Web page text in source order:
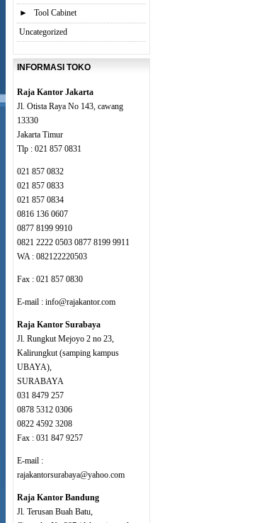
►
Tool Cabinet
Uncategorized
INFORMASI TOKO
Raja Kantor Jakarta
Jl. Otista Raya No 143, cawang
13330
Jakarta Timur
Tlp : 021 857 0831
021 857 0832
021 857 0833
021 857 0834
0816 136 0607
0877 8199 9910
0821 2222 0503 0877 8199 9911
WA : 082122220503
Fax : 021 857 0830
E-mail : info@rajakantor.com
Raja Kantor Surabaya
Jl. Rungkut Mejoyo 2 no 23,
Kalirungkut (samping kampus
UBAYA),
SURABAYA
031 8479 257
0878 5312 0306
0822 4592 3208
Fax : 031 847 9257
E-mail :
rajakantorsurabaya@yahoo.com
Raja Kantor Bandung
Jl. Terusan Buah Batu,